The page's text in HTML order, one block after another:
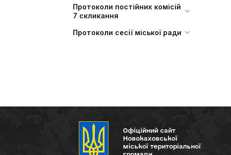
Протоколи постійних комісій
7 скликання
Протоколи сесії міської ради
Офіційний сайт
Новокаховської
міської територіальної